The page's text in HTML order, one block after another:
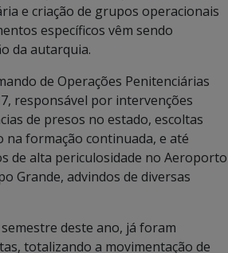
e criação de grupos operacionais
específicos vêm sendo
da autarquia.
de Operações Penitenciárias
responsável por intervenções
de presos no estado, escoltas
formação continuada, e até
de alta periculosidade no Aeroporto
Grande, advindos de diversas
deste ano, já foram
totalizando a movimentação de